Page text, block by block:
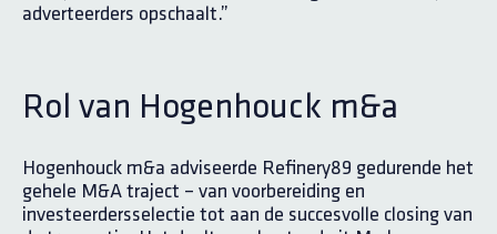
adverteerders opschaalt.”
Rol van Hogenhouck m&a
Hogenhouck m&a adviseerde Refinery89 gedurende het
gehele M&A traject – van voorbereiding en
investeerdersselectie tot aan de succesvolle closing van